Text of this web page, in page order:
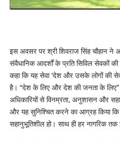
इस अवसर पर श्री शिवराज सिंह चौहान
संवैधानिक आदर्शों के प्रति सिविल सेवकों की
कहा कि यह सेवा ‘देश और उसके लोगों की
है। “देश के लिए और देश की जनता के लिए”
अधिकारियों से विनम्रता, अनुशासन और
और यह सुनिश्चित करने का आग्रह किया कि
सहानुभूतिशील हो। साथ ही हर नागरिक तक